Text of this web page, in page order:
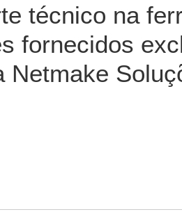
técnico na
fornecidos
Netmake